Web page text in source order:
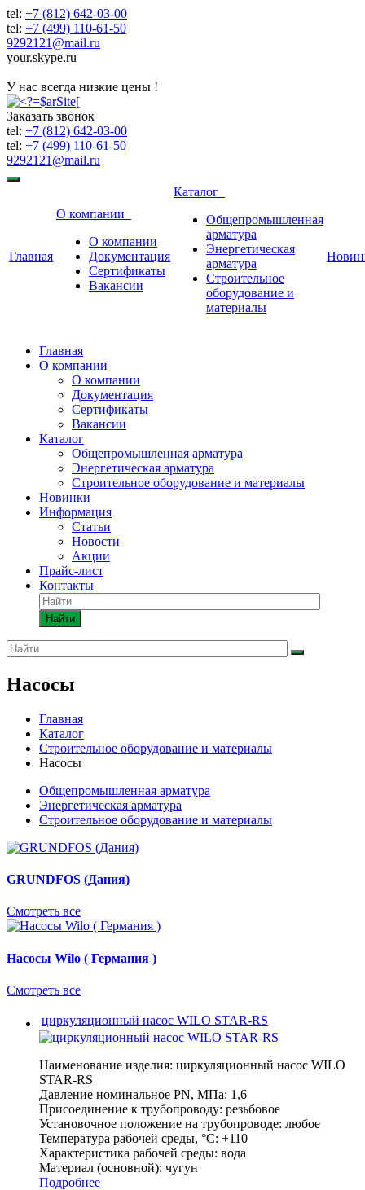
tel: +7 (812) 642-03-00
tel: +7 (499) 110-61-50
9292121@mail.ru
your.skype.ru
У нас всегда низкие цены !
Заказать звонок
tel: +7 (812) 642-03-00
tel: +7 (499) 110-61-50
9292121@mail.ru
Главная
О компании
О компании
Документация
Сертификаты
Вакансии
Каталог
Общепромышленная
арматура
Энергетическая
арматура
Строительное
оборудование и
материалы
Главная
О компании
О компании
Документация
Сертификаты
Вакансии
Каталог
Общепромышленная арматура
Энергетическая арматура
Строительное оборудование и материалы
Новинки
Информация
Статьи
Новости
Акции
Прайс-лист
Контакты
Найти
Насосы
Главная
Каталог
Строительное оборудование и материалы
Насосы
Общепромышленная арматура
Энергетическая арматура
Строительное оборудование и материалы
GRUNDFOS (Дания)
Смотреть все
Насосы Wilo ( Германия )
Смотреть все
циркуляционный насос WILO STAR-RS
Наименование изделия: циркуляционный насос WILO
STAR-RS
Давление номинальное PN, МПа: 1,6
Присоединение к трубопроводу: резьбовое
Установочное положение на трубопроводе: любое
Температура рабочей среды, °С: +110
Характеристика рабочей среды: вода
Материал (основной): чугун
Подробнее